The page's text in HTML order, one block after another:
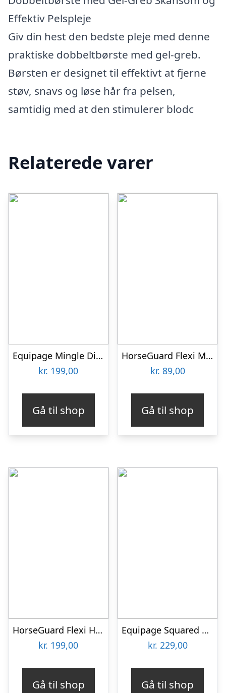
Effektiv Pelspleje
Giv din hest den bedste pleje med denne
praktiske dobbeltbørste med gel-greb.
Børsten er designet til effektivt at fjerne
støv, snavs og løse hår fra pelsen,
samtidig med at den stimulerer blodc
Relaterede varer
Equipage Mingle Diamond Strigletaske
kr. 199,00
Gå til shop
HorseGuard Flexi Massagebørste
kr. 89,00
Gå til shop
HorseGuard Flexi Hestehårsbørste
kr. 199,00
Gå til shop
Equipage Squared Diamond Strigletaske
kr. 229,00
Gå til shop